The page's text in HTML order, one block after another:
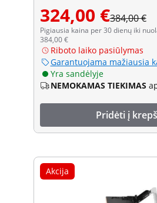
324,00 €384,00 €
Pigiausia kaina per 30 dienų iki
384,00 €
Riboto laiko pasiūlymas
Garantuojama mažiausia
Yra sandėlyje
NEMOKAMAS TIEKIMAS
Pridėti į
Akcija